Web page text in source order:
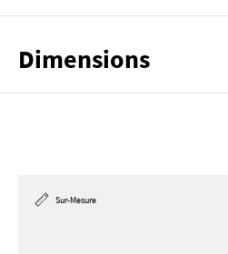
Dimensions
Sur-Mesure